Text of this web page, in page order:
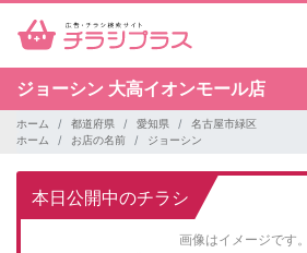
ジョーシン 大高イオンモール店
ホーム 都道府県 愛知県
名古屋市緑区
ホーム
お店の名前 ジョーシン
本日公開中のチラシ
画像はイメージです。